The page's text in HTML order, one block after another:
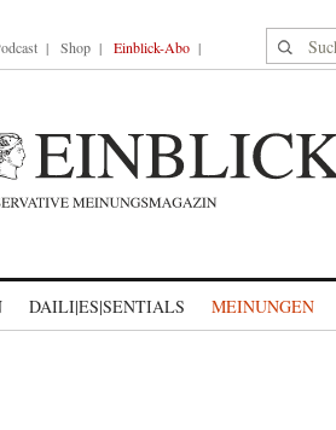
Shop Einblick-Abo Suche
DAILI|ES|SENTIALS MEINUNGEN